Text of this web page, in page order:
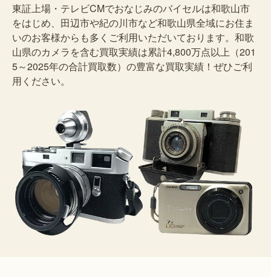
東証上場・テレビCMでおなじみのバイセルは和歌山市
をはじめ、田辺市や紀の川市など和歌山県全域にお住ま
いのお客様からも多くご利用いただいております。和歌
山県のカメラを含む買取実績は累計4,800万点以上（201
5～2025年の合計買取数）の豊富な買取実績！ぜひご利
用ください。